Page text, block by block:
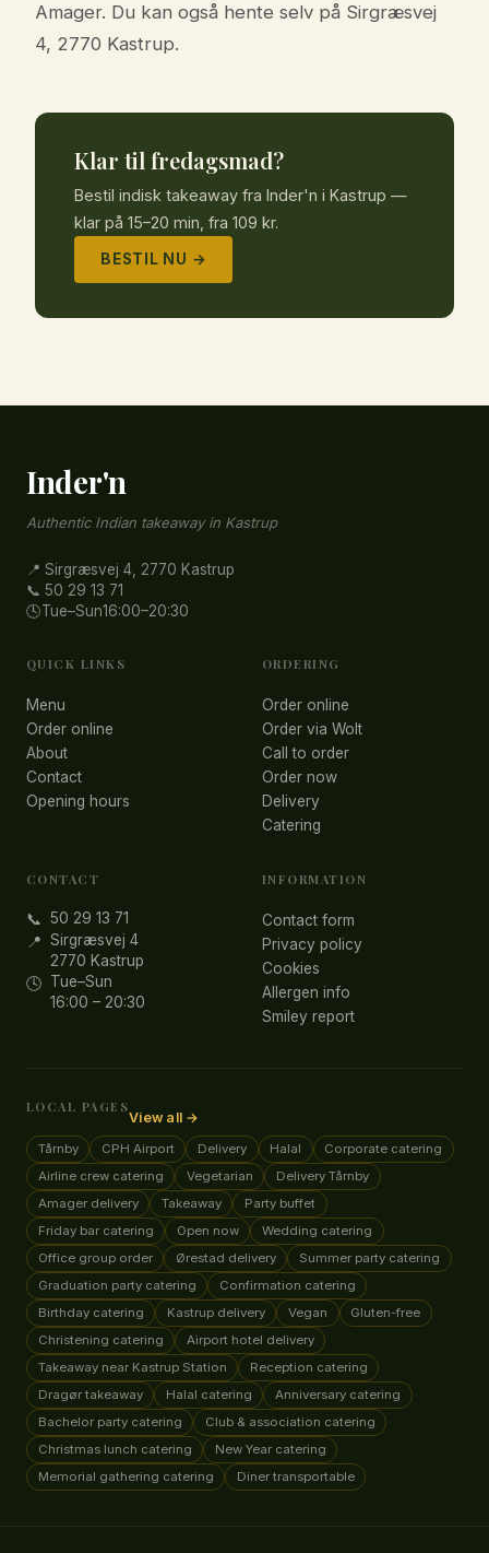
Amager. Du kan også hente selv på Sirgræsvej
4, 2770 Kastrup.
Klar til fredagsmad?
Bestil indisk takeaway fra Inder'n i Kastrup —
klar på 15–20 min, fra 109 kr.
BESTIL NU →
Inder'n
Authentic Indian takeaway in Kastrup
📍 Sirgræsvej 4, 2770 Kastrup
📞 50 29 13 71
🕓Tue–Sun16:00–20:30
QUICK LINKS
Menu
Order online
About
Contact
Opening hours
ORDERING
Order online
Order via Wolt
Call to order
Order now
Delivery
Catering
CONTACT
📞 50 29 13 71
📍 Sirgræsvej 4
2770 Kastrup
🕓 Tue–Sun
16:00 – 20:30
INFORMATION
Contact form
Privacy policy
Cookies
Allergen info
Smiley report
LOCAL PAGES
View all →
Tårnby CPH Airport Delivery Halal
Corporate catering
Airline crew catering
Vegetarian
Delivery Tårnby
Amager delivery
Takeaway
Party buffet
Friday bar catering
Open now
Wedding catering
Office group order
Ørestad delivery
Summer party catering
Graduation party catering
Confirmation catering
Birthday catering
Kastrup delivery Vegan
Gluten-free
Christening catering
Airport hotel delivery
Takeaway near Kastrup Station
Reception catering
Dragør takeaway
Halal catering
Anniversary catering
Bachelor party catering
Club & association catering
Christmas lunch catering
New Year catering
Memorial gathering catering
Diner transportable